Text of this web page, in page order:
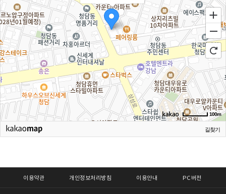
100m
길찾기
이용약관 개인정보처리방침 이용안내 PC버전